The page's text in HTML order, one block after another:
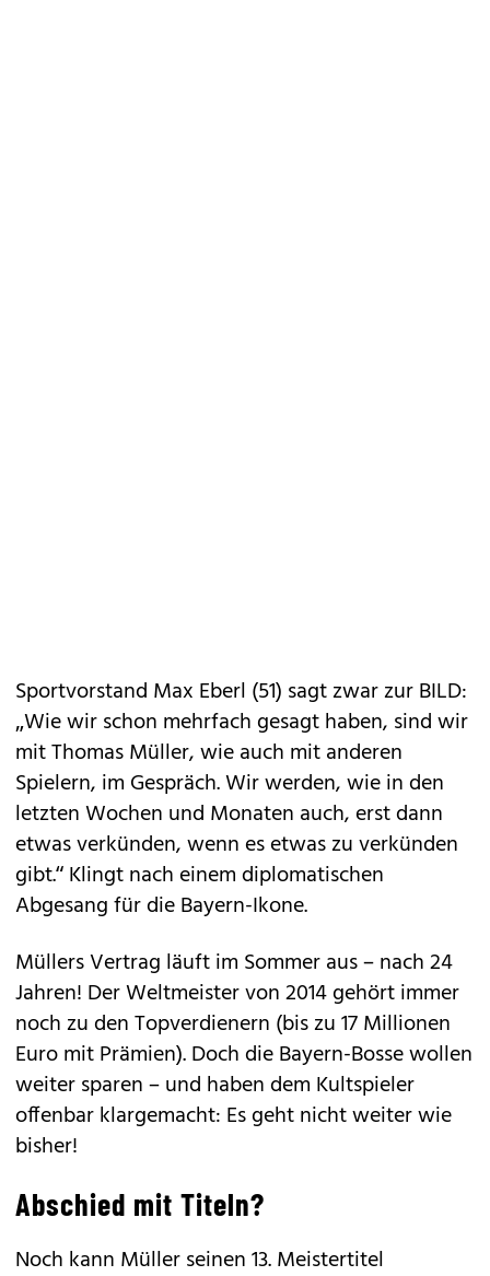
Sportvorstand Max Eberl (51) sagt zwar zur BILD:
„Wie wir schon mehrfach gesagt haben, sind wir
mit Thomas Müller, wie auch mit anderen
Spielern, im Gespräch. Wir werden, wie in den
letzten Wochen und Monaten auch, erst dann
etwas verkünden, wenn es etwas zu verkünden
gibt.“ Klingt nach einem diplomatischen
Abgesang für die Bayern-Ikone.
Müllers Vertrag läuft im Sommer aus – nach 24
Jahren! Der Weltmeister von 2014 gehört immer
noch zu den Topverdienern (bis zu 17 Millionen
Euro mit Prämien). Doch die Bayern-Bosse wollen
weiter sparen – und haben dem Kultspieler
offenbar klargemacht: Es geht nicht weiter wie
bisher!
Abschied mit Titeln?
Noch kann Müller seinen 13. Meistertitel